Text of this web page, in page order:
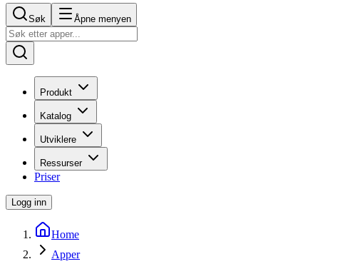
Søk Åpne menyen
Produkt
Katalog
Utviklere
Ressurser
Priser
Logg inn
Home
Apper